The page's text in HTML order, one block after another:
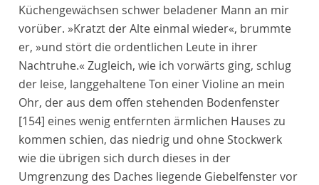
Küchengewächsen schwer beladener Mann an mir
vorüber. »Kratzt der Alte einmal wieder«, brummte
er, »und stört die ordentlichen Leute in ihrer
Nachtruhe.« Zugleich, wie ich vorwärts ging, schlug
der leise, langgehaltene Ton einer Violine an mein
Ohr, der aus dem offen stehenden Bodenfenster
[154] eines wenig entfernten ärmlichen Hauses zu
kommen schien, das niedrig und ohne Stockwerk
wie die übrigen sich durch dieses in der
Umgrenzung des Daches liegende Giebelfenster vor